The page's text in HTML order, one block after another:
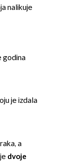
nalikuje
godina
je izdala
a
dvoje